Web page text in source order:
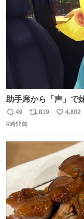
助手席から「声」で
教える』の最新映像
るか
いく。妹のハンド
ば大爆発
返
信
49
リ
数
819
い
数
4,802
9時間前